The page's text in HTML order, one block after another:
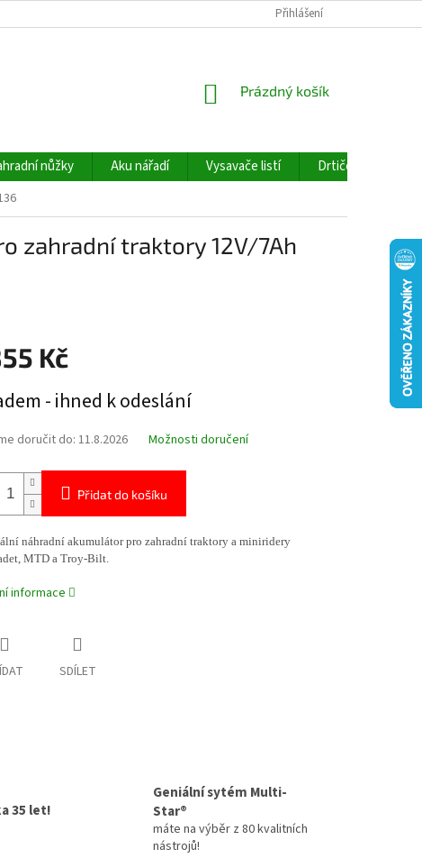
Přihlášení
NÁKUPNÍ
Prázdný košík
nůžky Aku nářadí Vysavače listí Drtiče větví
zahradní traktory 12V/7Ah
Kč
- ihned k odeslání
doručit do:11.8.2026 Možnosti doručení
Přidat do košíku
náhradní akumulátor pro zahradní traktory a miniridery
MTD a Troy-Bilt.
informace
SDÍLET
35 let!
Geniální sytém Multi-
Star®
máte na výběr z 80 kvalitních
nástrojů!